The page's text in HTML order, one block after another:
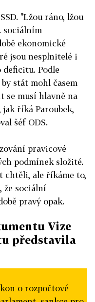
"Lžou ráno, lžou
sociálním
ekonomické
jsou nesplnitelé i
Podle
stát mohl časem
se musí hlavně na
říká Paroubek,
šéf ODS.
pravicové
podmínek složité.
chtěli, ale říkáme to,
že sociální
pravý opak.
Vize
představila
o rozpočtové